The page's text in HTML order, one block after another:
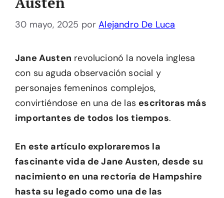
30 mayo, 2025 porAlejandro De Luca
Jane Austen revolucionó la novela inglesa
con su aguda observación social y
personajes femeninos complejos,
convirtiéndose en una de las escritoras más
importantes de todos los tiempos.
En este artículo exploraremos la
fascinante vida de Jane Austen, desde su
nacimiento en una rectoría de Hampshire
hasta su legado como una de las